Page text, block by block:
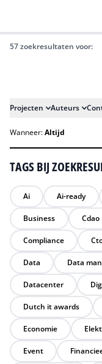
57 zoekresultaten voor:
Projecten Auteurs
Wanneer:Altijd
TAGS BIJ
Ai Ai-ready
Business Cdao
Compliance
Data Data
Datacenter
Dutch it awards
Economie
Event